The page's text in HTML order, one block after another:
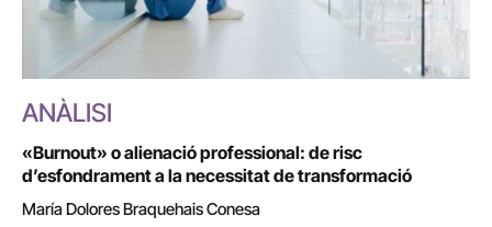
ANÀLISI
«Burnout» o alienació professional: de risc
d’esfondrament a la necessitat de transformació
María Dolores Braquehais Conesa